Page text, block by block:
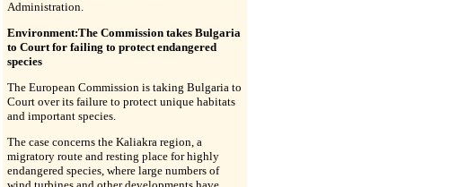
Administration.
Environment:The Commission takes Bulgaria
to Court for failing to protect endangered
species
The European Commission is taking Bulgaria to
Court over its failure to protect unique habitats
and important species.
The case concerns the Kaliakra region, a
migratory route and resting place for highly
endangered species, where large numbers of